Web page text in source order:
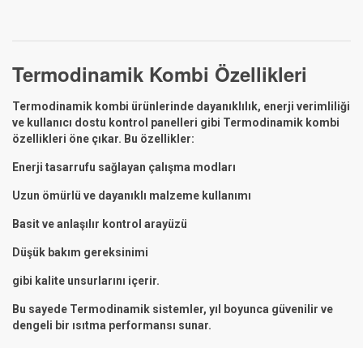
Termodinamik Kombi Özellikleri
Termodinamik kombi ürünlerinde dayanıklılık, enerji verimliliği
ve kullanıcı dostu kontrol panelleri gibi Termodinamik kombi
özellikleri öne çıkar. Bu özellikler:
Enerji tasarrufu sağlayan çalışma modları
Uzun ömürlü ve dayanıklı malzeme kullanımı
Basit ve anlaşılır kontrol arayüzü
Düşük bakım gereksinimi
gibi kalite unsurlarını içerir.
Bu sayede Termodinamik sistemler, yıl boyunca güvenilir ve
dengeli bir ısıtma performansı sunar.